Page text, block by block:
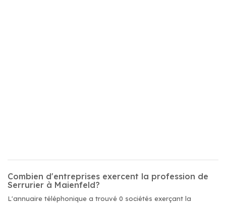
Combien d'entreprises exercent la profession de
Serrurier à Maienfeld?
L'annuaire téléphonique a trouvé 0 sociétés exerçant la